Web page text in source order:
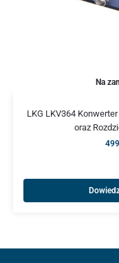
Na
LKG LKV364
oraz